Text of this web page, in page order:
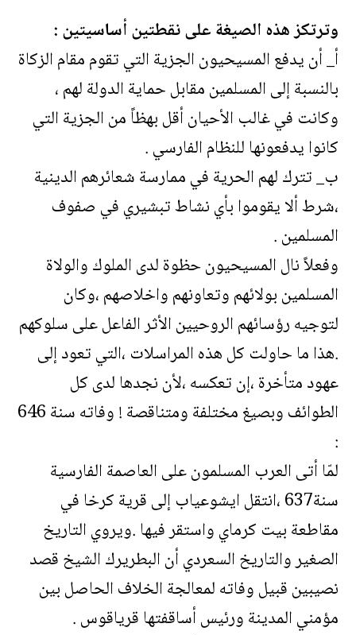
وترتكز هذه الصيغة على نقطتين أساسيتين :
أ_ أن يدفع المسيحيون الجزية التي تقوم مقام الزكاة
بالنسبة إلى المسلمين مقابل حماية الدولة لهم ،
وكانت في غالب الأحيان أقل بهظاً من الجزية التي
كانوا يدفعونها للنظام الفارسي .
ب_ تترك لهم الحرية في ممارسة شعائرهم الدينية
،شرط ألا يقوموا بأي نشاط تبشيري في صفوف
المسلمين .
وفعلاً نال المسيحيون حظوة لدى الملوك والولاة
المسلمين بولائهم وتعاونهم واخلاصهم ،وكان
لتوجيه رؤسائهم الروحيين الأثر الفاعل على سلوكهم
.هذا ما حاولت كل هذه المراسلات ،التي تعود إلى
عهود متأخرة ،إن تعكسه ،لأن نجدها لدى كل
الطوائف وبصيغ مختلفة ومتناقصة ! وفاته سنة 646
:
لمّا أتى العرب المسلمون على العاصمة الفارسية
سنة637 ،انتقل ايشوعياب إلى قرية كرخا في
مقاطعة بيت كرماي واستقر فيها .ويروي التاريخ
الصغير والتاريخ السعردي أن البطريرك الشيخ قصد
نصيبين قبيل وفاته لمعالجة الخلاف الحاصل بين
مؤمني المدينة ورئيس أساقفتها قرياقوس .